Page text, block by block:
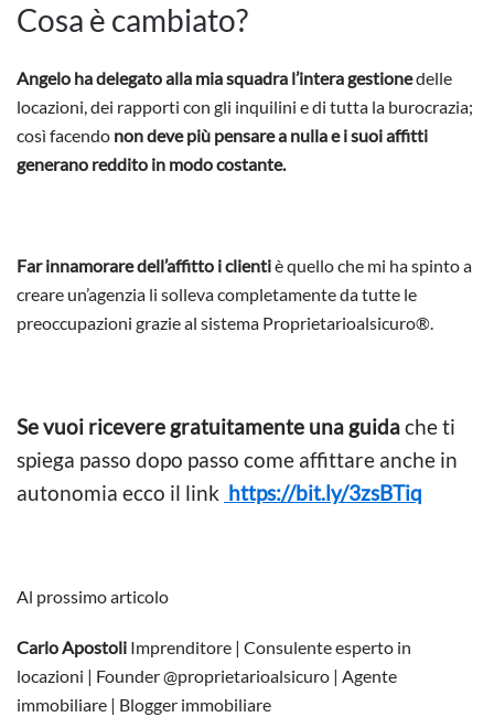
Cosa è cambiato?
Angelo ha delegato alla mia squadra l’intera gestionedelle
locazioni, dei rapporti con gli inquilini e di tutta la burocrazia;
così facendo non deve più pensare a nulla e i suoi affitti
generano reddito in modo costante.
Far innamorare dell’affitto i clientiè quello che mi ha spinto a
creare un’agenzia li solleva completamente da tutte le
preoccupazioni grazie al sistema Proprietarioalsicuro®.
Se vuoi ricevere gratuitamente una guidache ti
spiega passo dopo passo come affittare anche in
autonomia ecco il link https://bit.ly/3zsBTiq
Al prossimo articolo
Carlo Apostoli Imprenditore | Consulente esperto in
locazioni | Founder @proprietarioalsicuro | Agente
immobiliare | Blogger immobiliare